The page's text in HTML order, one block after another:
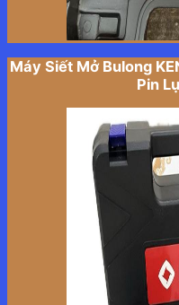
Máy Siết Mở Bulong
Pin